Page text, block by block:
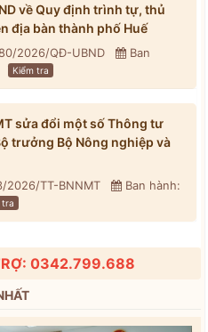
về Quy định trình tự, thủ
địa bàn thành phố Huế
2026/QĐ-UBND
Ban
Kiểm tra
sửa đổi một số Thông tư
trưởng Bộ Nông nghiệp và
2026/TT-BNNMT
Ban hành:
tra
0342.799.688